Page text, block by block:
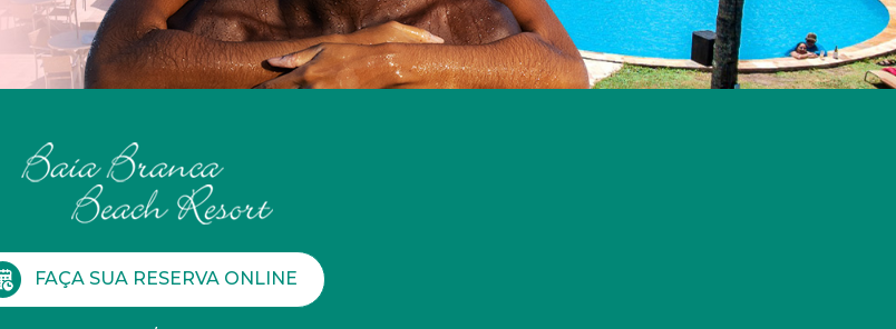
FAÇA SUA RESERVA ONLINE